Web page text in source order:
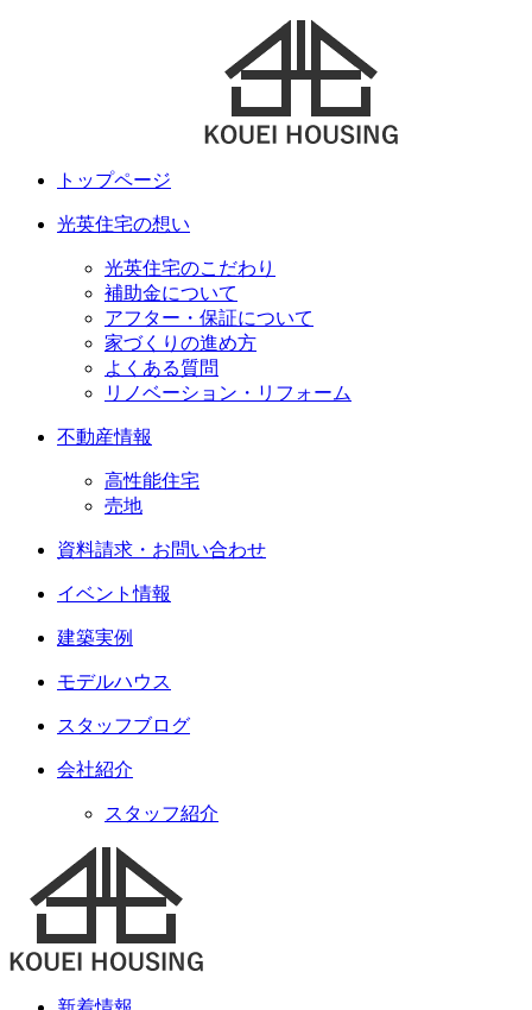
トップページ
光英住宅の想い
光英住宅のこだわり
補助金について
アフター・保証について
家づくりの進め方
よくある質問
リノベーション・リフォーム
不動産情報
高性能住宅
売地
資料請求・お問い合わせ
イベント情報
建築実例
モデルハウス
スタッフブログ
会社紹介
スタッフ紹介